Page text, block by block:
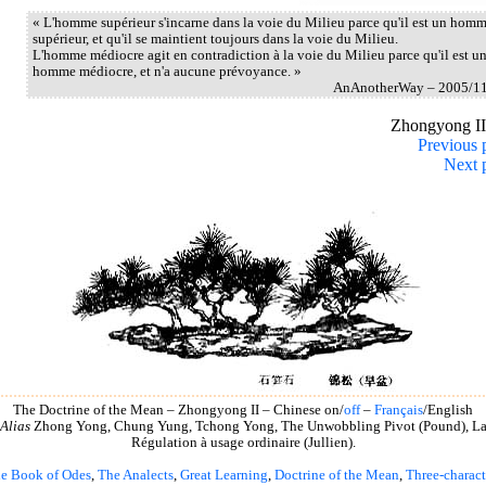
« L'homme supérieur s'incarne dans la voie du Milieu parce qu'il est un
supérieur, et qu'il se maintient toujours dans la voie du Milieu.
L'homme médiocre agit en contradiction à la voie du Milieu parce qu'il est un
homme médiocre, et n'a aucune prévoyance. »
AnAnotherWay – 2005/
Zhongyong
Previous
Next
The Doctrine of the Mean – Zhongyong II – Chinese on/off– Français/English
AliasZhong Yong, Chung Yung, Tchong Yong, The Unwobbling Pivot (Pound), La
Régulation à usage ordinaire (Jullien).
Book of Odes, The Analects, Great Learning, Doctrine of the Mean, Three-